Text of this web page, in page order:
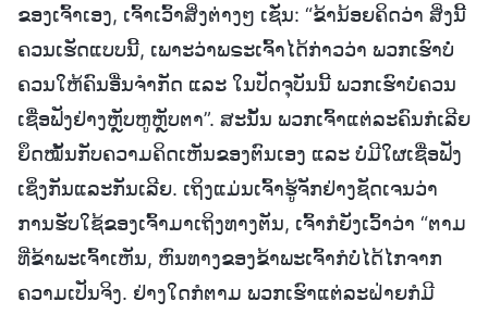
ຂອງເຈົ້າເອງ, ເຈົ້າເວົ້າສິ່ງຕ່າງໆ ເຊັ່ນ: “ຂ້ານ້ອຍຄິດວ່າ ສິ່ງນີ້
ຄວນເຮັດແບບນີ້, ເພາະວ່າພຣະເຈົ້າໄດ້ກ່າວວ່າ ພວກເຮົາບໍ່
ຄວນໃຫ້ຄົນອື່ນຈໍາກັດ ແລະ ໃນປັດຈຸບັນນີ້ ພວກເຮົາບໍ່ຄວນ
ເຊື່ອຟັງຢ່າງຫຼັບຫູຫຼັບຕາ”. ສະນັ້ນ ພວກເຈົ້າແຕ່ລະຄົນກໍເລີຍ
ຍຶດໝັ້ນກັບຄວາມຄິດເຫັນຂອງຕົນເອງ ແລະ ບໍ່ມີໃຜເຊື່ອຟັງ
ເຊິ່ງກັນແລະກັນເລີຍ. ເຖິງແມ່ນເຈົ້າຮູ້ຈັກຢ່າງຊັດເຈນວ່າ
ການຮັບໃຊ້ຂອງເຈົ້າມາເຖິງທາງຕັນ, ເຈົ້າກໍຍັງເວົ້າວ່າ “ຕາມ
ທີ່ຂ້າພະເຈົ້າເຫັນ, ຫົນທາງຂອງຂ້າພະເຈົ້າກໍບໍ່ໄດ້ໄກຈາກ
ຄວາມເປັນຈິງ. ຢ່າງໃດກໍຕາມ ພວກເຮົາແຕ່ລະຝ່າຍກໍມີ